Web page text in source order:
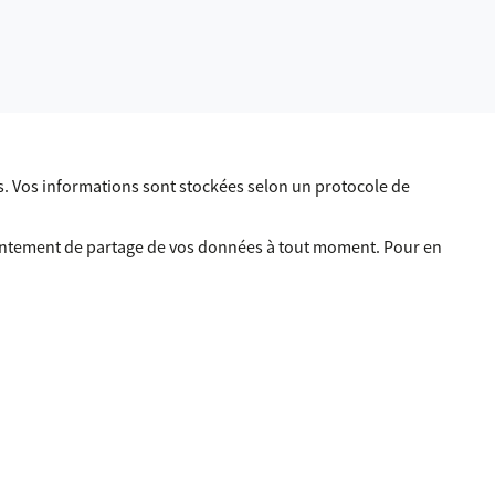
Vos informations sont stockées selon un protocole de
de partage de vos données à tout moment. Pour en